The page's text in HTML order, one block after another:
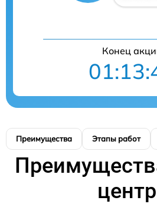
Конец
Преимущества Этапы работ